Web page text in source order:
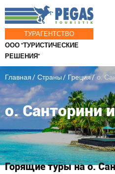
ТУРАГЕНТСТВО
ООО "ТУРИСТИЧЕСКИЕ
РЕШЕНИЯ"
Главная Страны Греция о.
о. Санторини
Горящие туры на о.